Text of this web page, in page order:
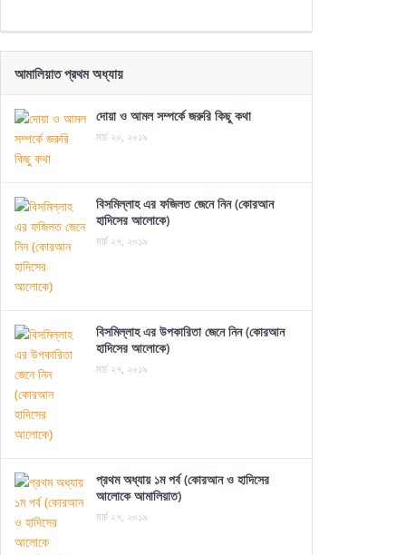
আমালিয়াত প্রথম অধ্যায়
দোয়া ও আমল সম্পর্কে জরুরি কিছু কথা
মার্চ ২০, ২০১৯
বিসমিল্লাহ এর ফজিলত জেনে নিন (কোরআন
হাদিসের আলোকে)
মার্চ ২৭, ২০১৯
বিসমিল্লাহ এর উপকারিতা জেনে নিন (কোরআন
হাদিসের আলোকে)
মার্চ ২৭, ২০১৯
প্রথম অধ্যায় ১ম পর্ব (কোরআন ও হাদিসের
আলোকে আমালিয়াত)
মার্চ ২৭, ২০১৯